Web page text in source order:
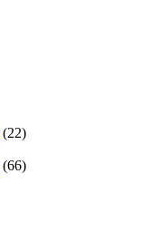
(22)
(66)